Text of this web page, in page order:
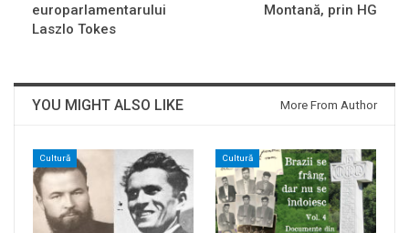
europarlamentarului
Laszlo Tokes
Montană, prin HG
YOU MIGHT ALSO LIKE More From Author
Cultură Cultură